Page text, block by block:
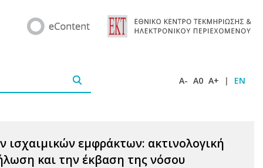
A- A0 A+ | EN
ισχαιμικών εμφράκτων: ακτινολογική
και την έκβαση της νόσου